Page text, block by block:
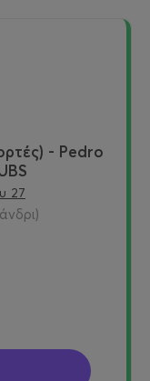
- Pedro
27